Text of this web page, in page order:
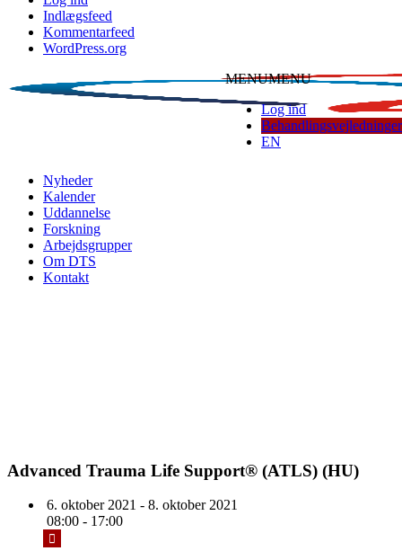
Indlægsfeed
Kommentarfeed
WordPress.org
MENUMENU
Log ind
Behandlingsvejledninger
EN
Nyheder
Kalender
Uddannelse
Forskning
Arbejdsgrupper
Om DTS
Kontakt
Advanced Trauma Life Support® (ATLS) (HU)
6. oktober 2021 - 8. oktober 2021
08:00 - 17:00